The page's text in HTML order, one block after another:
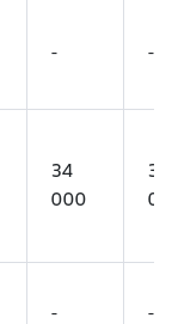
- -
34
000
34
- -